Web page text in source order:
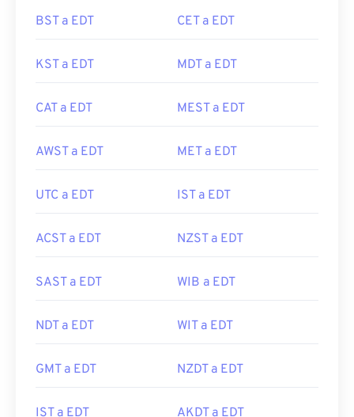
BST a EDT CET a EDT
KST a EDT MDT a EDT
CAT a EDT MEST a EDT
AWST a EDT MET a EDT
UTC a EDT IST a EDT
ACST a EDT NZST a EDT
SAST a EDT WIB a EDT
NDT a EDT WIT a EDT
GMT a EDT NZDT a EDT
IST a EDT AKDT a EDT